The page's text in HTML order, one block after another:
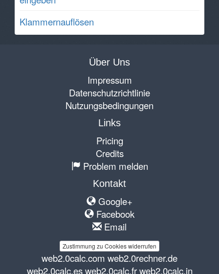
Klammernauflösen
Über Uns
Impressum
Datenschutzrichtlinie
Nutzungsbedingungen
Links
Pricing
Credits
Problem melden
Kontakt
Google+
Facebook
Email
Zustimmung zu Cookies widerrufen
web2.0calc.com web2.0rechner.de
web2.0calc.es web2.0calc.fr web2.0calc.in